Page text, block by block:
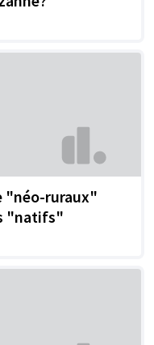
"néo-ruraux"
"natifs"